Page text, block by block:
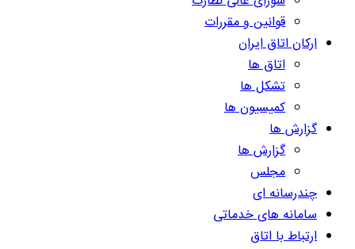
قوانین و مقررات
ارکان اتاق ایران
اتاق ها
تشکل ها
کمیسیون ها
گزارش ها
گزارش ها
مجلس
چندرسانه ای
سامانه های خدماتی
ارتباط با اتاق